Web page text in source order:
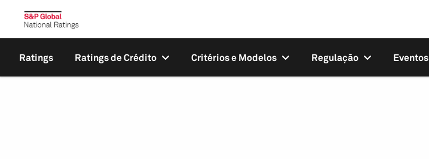
Ratings Ratings de Crédito Critérios e Modelos Regulação Eventos